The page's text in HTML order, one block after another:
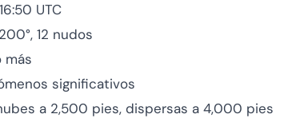
UTC
12 nudos
más
significativos
a 2,500 pies, dispersas a 4,000 pies